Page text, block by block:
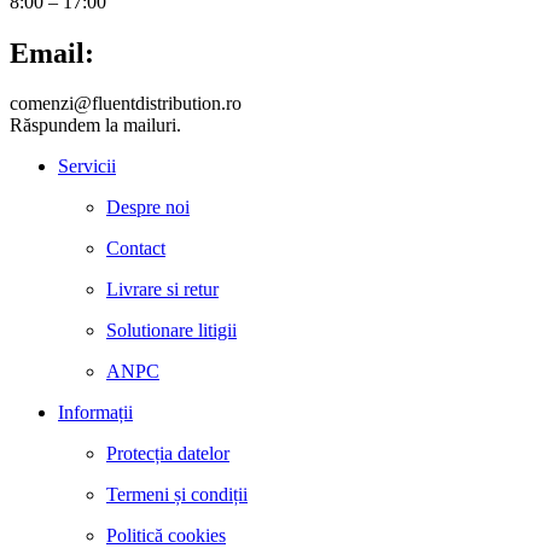
Email:
comenzi@fluentdistribution.ro
Răspundem la mailuri.
Servicii
Despre noi
Contact
Livrare si retur
Solutionare litigii
ANPC
Informații
Protecția datelor
Termeni și condiții
Politică cookies